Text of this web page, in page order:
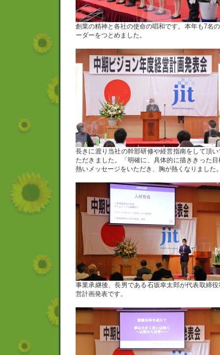
創業の精神と各社の使命の唱和です。本年も7名
ーダーをつとめました。
長きに渡り当社の幹部研修や経営指南をして頂
ただきました。「明確に、具体的に描ききった
熱いメッセージをいただき、胸が熱くなりました
事業承継後、長男である石坂幸太郎が代表取締
営計画発表です。